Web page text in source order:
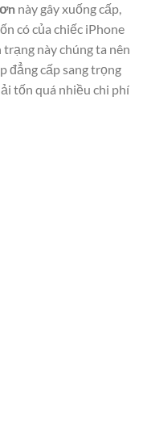
này gây xuống cấp,
có của chiếc iPhone
này chúng ta nên
đẳng cấp sang trọng
tốn quá nhiều chi phí